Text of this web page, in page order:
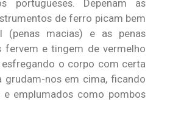
portugueses. Depenam as
de ferro picam bem
(penas macias) e as penas
fervem e tingem de vermelho
o corpo com certa
grudam-nos em cima, ficando
e emplumados como pombos